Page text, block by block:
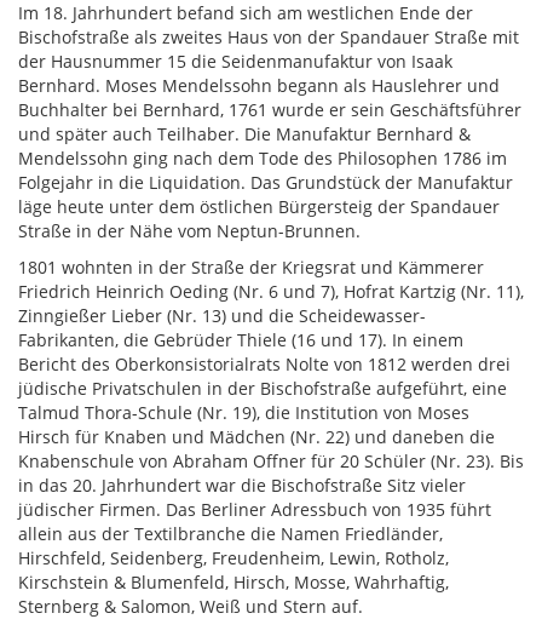
Im 18. Jahrhundert befand sich am westlichen Ende der
Bischofstraße als zweites Haus von der Spandauer Straße mit
der Hausnummer 15 die Seidenmanufaktur von Isaak
Bernhard. Moses Mendelssohn begann als Hauslehrer und
Buchhalter bei Bernhard, 1761 wurde er sein Geschäftsführer
und später auch Teilhaber. Die Manufaktur Bernhard &
Mendelssohn ging nach dem Tode des Philosophen 1786 im
Folgejahr in die Liquidation. Das Grundstück der Manufaktur
läge heute unter dem östlichen Bürgersteig der Spandauer
Straße in der Nähe vom Neptun-Brunnen.
1801 wohnten in der Straße der Kriegsrat und Kämmerer
Friedrich Heinrich Oeding (Nr. 6 und 7), Hofrat Kartzig (Nr. 11),
Zinngießer Lieber (Nr. 13) und die Scheidewasser-
Fabrikanten, die Gebrüder Thiele (16 und 17). In einem
Bericht des Oberkonsistorialrats Nolte von 1812 werden drei
jüdische Privatschulen in der Bischofstraße aufgeführt, eine
Talmud Thora-Schule (Nr. 19), die Institution von Moses
Hirsch für Knaben und Mädchen (Nr. 22) und daneben die
Knabenschule von Abraham Offner für 20 Schüler (Nr. 23). Bis
in das 20. Jahrhundert war die Bischofstraße Sitz vieler
jüdischer Firmen. Das Berliner Adressbuch von 1935 führt
allein aus der Textilbranche die Namen Friedländer,
Hirschfeld, Seidenberg, Freudenheim, Lewin, Rotholz,
Kirschstein & Blumenfeld, Hirsch, Mosse, Wahrhaftig,
Sternberg & Salomon, Weiß und Stern auf.